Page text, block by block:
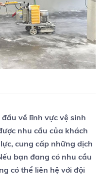
về lĩnh vực vệ sinh
nhu cầu của khách
cung cấp những dịch
bạn đang có nhu cầu
có thể liên hệ với đội